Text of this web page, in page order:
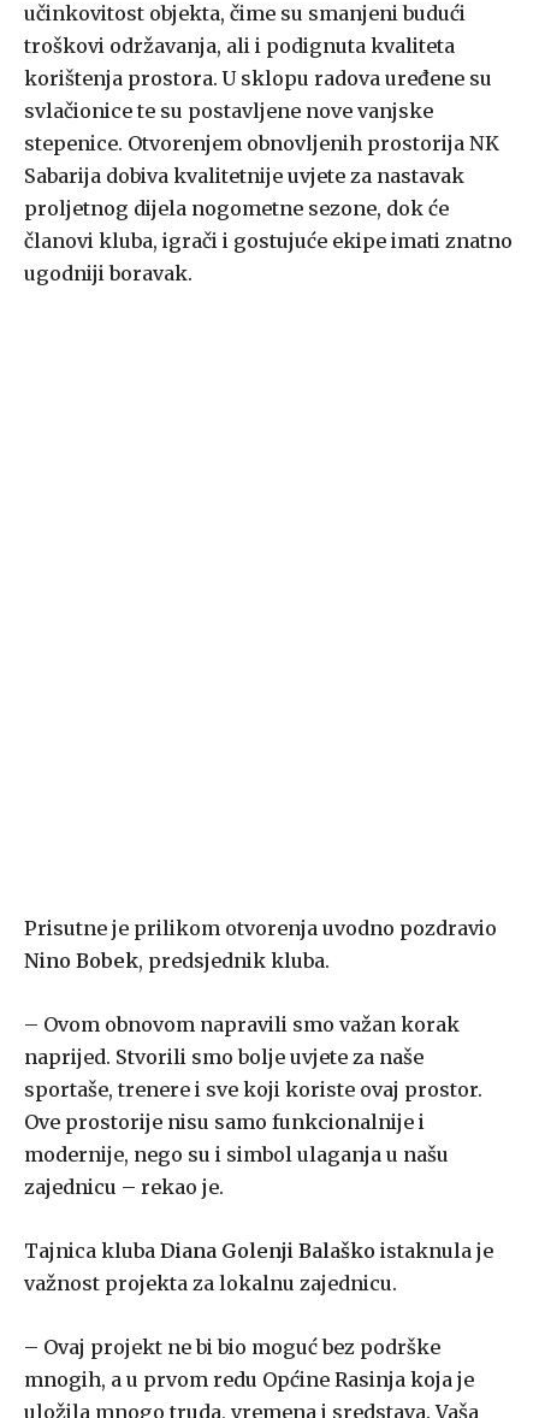
učinkovitost objekta, čime su smanjeni budući
troškovi održavanja, ali i podignuta kvaliteta
korištenja prostora. U sklopu radova uređene su
svlačionice te su postavljene nove vanjske
stepenice. Otvorenjem obnovljenih prostorija NK
Sabarija dobiva kvalitetnije uvjete za nastavak
proljetnog dijela nogometne sezone, dok će
članovi kluba, igrači i gostujuće ekipe imati znatno
ugodniji boravak.
Prisutne je prilikom otvorenja uvodno pozdravio
Nino Bobek, predsjednik kluba.
– Ovom obnovom napravili smo važan korak
naprijed. Stvorili smo bolje uvjete za naše
sportaše, trenere i sve koji koriste ovaj prostor.
Ove prostorije nisu samo funkcionalnije i
modernije, nego su i simbol ulaganja u našu
zajednicu – rekao je.
Tajnica kluba Diana Golenji Balaško istaknula je
važnost projekta za lokalnu zajednicu.
– Ovaj projekt ne bi bio moguć bez podrške
mnogih, a u prvom redu Općine Rasinja koja je
uložila mnogo truda, vremena i sredstava. Vaša